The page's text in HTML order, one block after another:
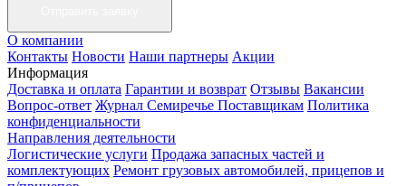
О компании
Контакты Новости Наши партнеры Акции
Информация
Доставка и оплата Гарантии и возврат Отзывы Вакансии
Вопрос-ответ Журнал Семиречье Поставщикам Политика
конфиденциальности
Направления деятельности
Логистические услуги Продажа запасных частей и
комплектующих Ремонт грузовых автомобилей, прицепов и